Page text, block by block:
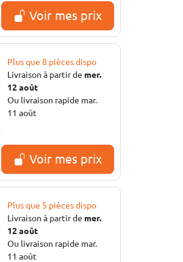
Voir mes prix
Plus que 8 pièces dispo
Livraison à partir de mer.
12 août
Ou livraison rapide mar.
11 août
Voir mes prix
Plus que 5 pièces dispo
Livraison à partir de mer.
12 août
Ou livraison rapide mar.
11 août